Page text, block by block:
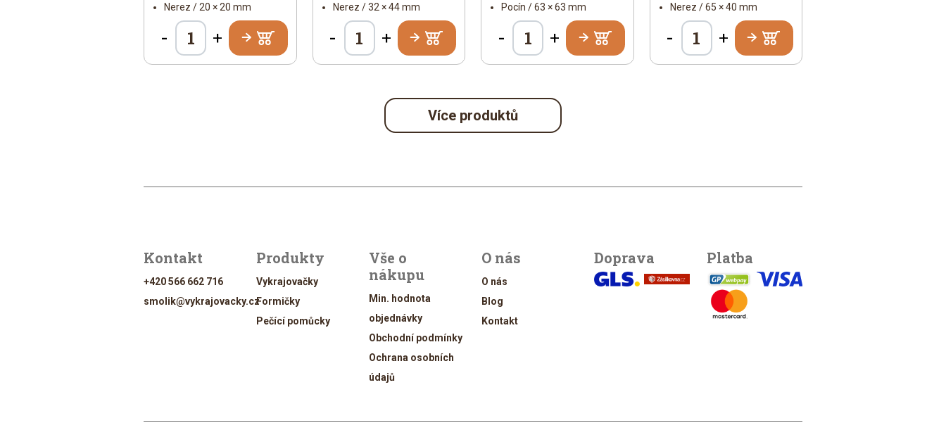
Nerez / 20 × 20 mm
- +
Nerez / 32 × 44 mm
- +
Pocín / 63 × 63 mm
- +
Nerez / 65 × 40 mm
- +
Více produktů
Kontakt
+420 566 662 716
smolik@vykrajovacky.cz
Produkty
Vykrajovačky
Formičky
Pečící pomůcky
Vše o
nákupu
Min. hodnota
objednávky
Obchodní podmínky
Ochrana osobních
údajů
O nás
O nás
Blog
Kontakt
Doprava Platba